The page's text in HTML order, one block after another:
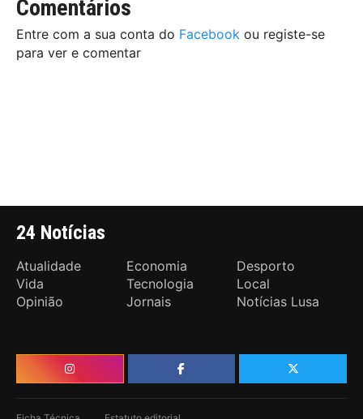
Comentários
Entre com a sua conta do Facebook ou registe-se
para ver e comentar
24 Notícias
Atualidade Economia
Desporto
Vida
Tecnologia
Local
Opinião
Jornais Notícias Lusa